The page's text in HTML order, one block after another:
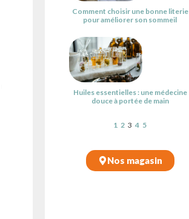
Comment choisir une bonne literie
pour améliorer son sommeil
Huiles essentielles : une médecine
douce à portée de main
1 2 3 4 5
Nos magasin